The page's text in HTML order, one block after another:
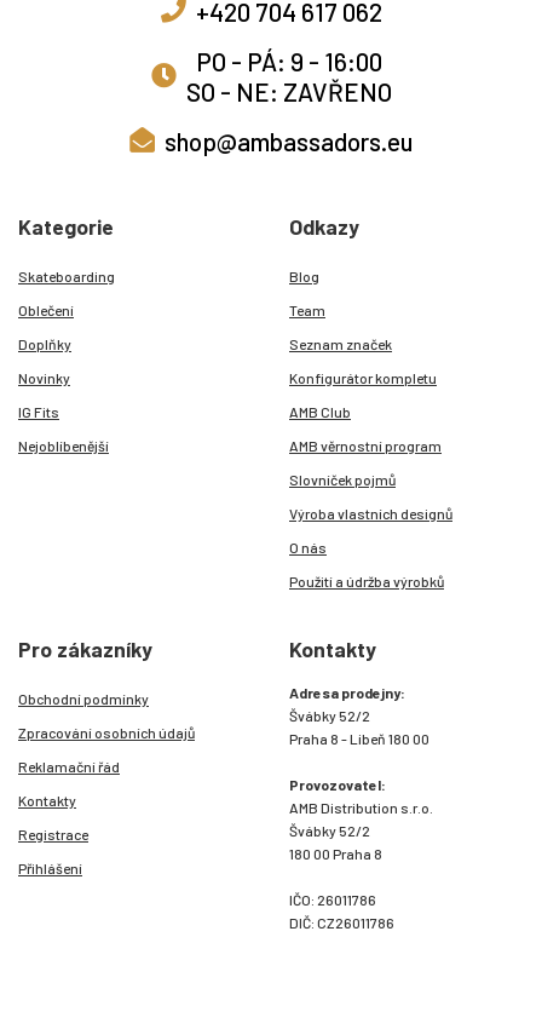
+420 704 617 062
PO - PÁ: 9 - 16:00
SO - NE: ZAVŘENO
shop@ambassadors.eu
Kategorie
Skateboarding
Oblečení
Doplňky
Novinky
IG Fits
Nejoblíbenější
Odkazy
Blog
Team
Seznam značek
Konfigurátor kompletu
AMB Club
AMB věrnostní program
Slovníček pojmů
Výroba vlastních designů
O nás
Použití a údržba výrobků
Pro zákazníky
Obchodní podmínky
Zpracování osobních údajů
Reklamační řád
Kontakty
Registrace
Přihlášení
Kontakty
Adresa prodejny:
Švábky 52/2
Praha 8 - Libeň 180 00
Provozovatel:
AMB Distribution s.r.o.
Švábky 52/2
180 00 Praha 8
IČO: 26011786
DIČ: CZ26011786